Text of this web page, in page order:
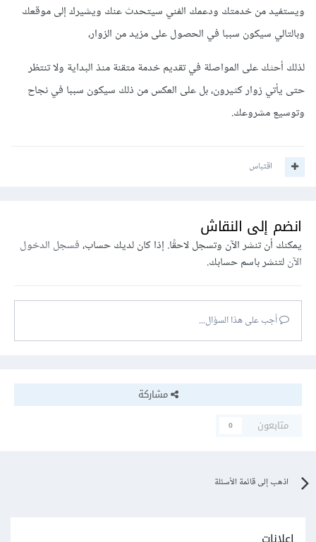
ويستفيد من خدمتك ودعمك الفني سيتحدث عنك ويشيرك إلى موقعك
وبالتالي سيكون سببا في الحصول على مزيد من الزوار،
لذلك أحثك على المواصلة في تقديم خدمة متقنة منذ البداية ولا تنتظر
حتى يأتي زوار كثيرون، بل على العكس من ذلك سيكون سببا في نجاح
وتوسيع مشروعك.
اقتباس
انضم إلى النقاش
يمكنك أن تنشر الآن وتسجل لاحقًا. إذا كان لديك حساب،فسجل الدخول
الآنلتنشر باسم حسابك.
أجب على هذا السؤال...
مشاركة
متابعون
0
اذهب إلى قائمة الأسئلة